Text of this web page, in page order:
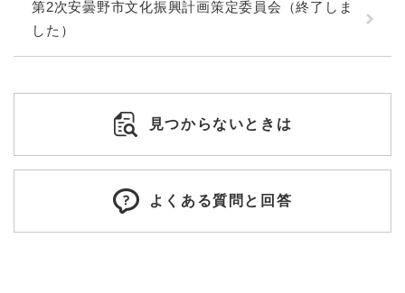
第2次安曇野市文化振興計画策定委員会（終了しま
した）
見つからないときは
よくある質問と回答